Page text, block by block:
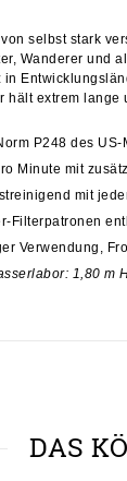
selbst stark
Wanderer und
hält extrem
P248 des
Minute mit
mit
Filterpatronen
Verwendung,
1,80 m
DAS